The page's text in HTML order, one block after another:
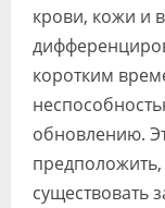
крови, кожи и
коротким
обновлению.
предположить,
существовать